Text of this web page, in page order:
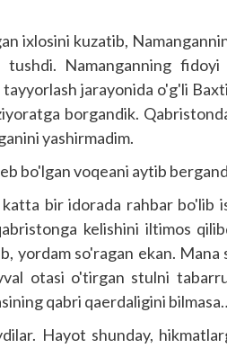
ixlosini kuzatib,
Namanganning fidoyi
jarayonida o'g'li
borgandik.
yashirmadim.
bo'lgan voqeani aytib
bir idorada rahbar bo'lib
kelishini iltimos
yordam so'ragan ekan. Mana
otasi o'tirgan stulni
qabri qaerdaligini
Hayot shunday,